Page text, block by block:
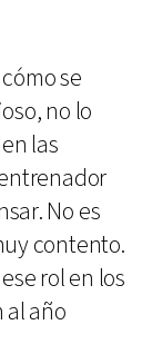
se
no lo
las
No es
contento.
rol en los
año